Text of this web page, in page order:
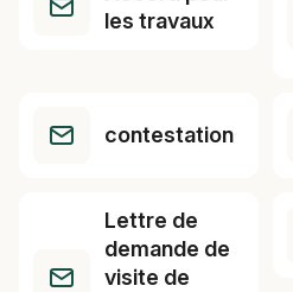
les travaux
contestation
Lettre de
demande de
visite de